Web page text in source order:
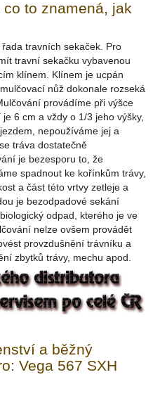
to znamená, jak
travních sekaček. Pro
travní sekačku vybavenou
klínem. Klínem je ucpán
nůž dokonale rozseká
provádíme při výšce
6 cm a vždy o 1/3 jeho výšky,
nepoužíváme jej a
tráva dostatečně
je bezesporu to, že
spadnout ke kořínkům trávy,
a část této vrtvy zetleje a
je bezodpadové sekání
odpad, kterého je ve
nelze ovšem provádět
provzdušnění trávníku a
zbytků trávy, mechu apod.
a běžný
Vega 567 SXH